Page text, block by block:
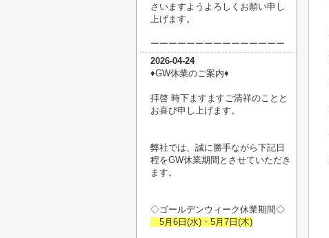
さいますようよろしくお願い申し
上げます。
ーーーーーーーーーーーーーーー
2026-04-24
♦︎GW休業のご案内♦︎
拝啓 時下ますますご清祥のことと
お喜び申し上げます。
弊社では、誠に勝手ながら下記日
程をGW休業期間とさせていただき
ます。
◇ゴールデンウィーク休業期間◇
5月6日(水)・5月7日(木)